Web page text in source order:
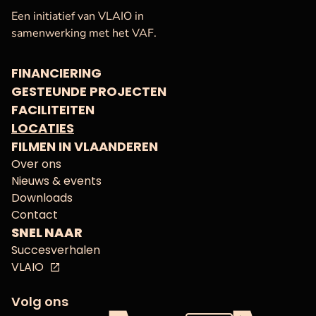
VAF
Een initiatief van VLAIO in
samenwerking met het VAF.
FINANCIERING
GESTEUNDE PROJECTEN
FACILITEITEN
LOCATIES
FILMEN IN VLAANDEREN
Over ons
Nieuws & events
Downloads
Contact
SNEL NAAR
Succesverhalen
VLAIO
Volg ons